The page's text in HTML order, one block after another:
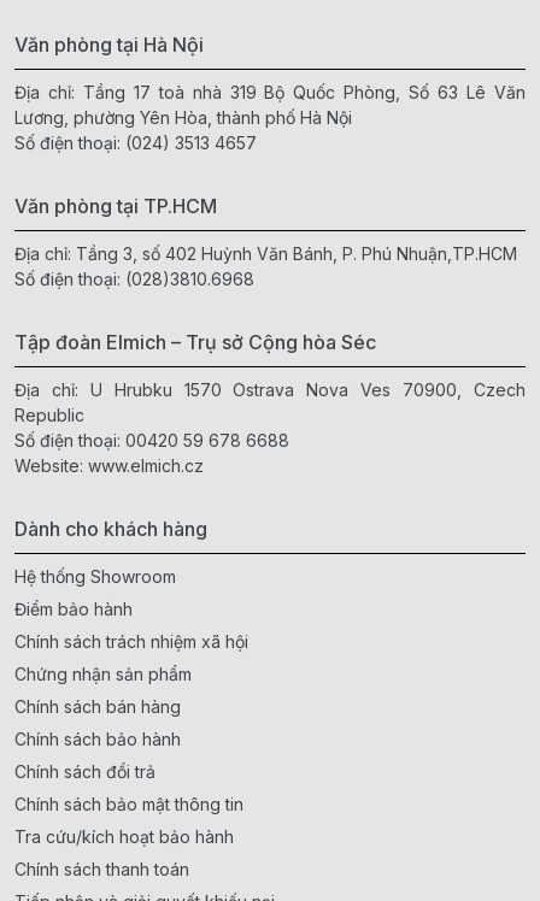
Văn phòng tại Hà Nội
Địa chỉ: Tầng 17 toà nhà 319 Bộ Quốc Phòng, Số 63 Lê Văn
Lương, phường Yên Hòa, thành phố Hà Nội
Số điện thoại: (024) 3513 4657
Văn phòng tại TP.HCM
Địa chỉ: Tầng 3, số 402 Huỳnh Văn Bánh, P. Phú Nhuận,TP.HCM
Số điện thoại: (028)3810.6968
Tập đoàn Elmich – Trụ sở Cộng hòa Séc
Địa chỉ: U Hrubku 1570 Ostrava Nova Ves 70900, Czech
Republic
Số điện thoại: 00420 59 678 6688
Website: www.elmich.cz
Dành cho khách hàng
Hệ thống Showroom
Điểm bảo hành
Chính sách trách nhiệm xã hội
Chứng nhận sản phẩm
Chính sách bán hàng
Chính sách bảo hành
Chính sách đổi trả
Chính sách bảo mật thông tin
Tra cứu/kích hoạt bảo hành
Chính sách thanh toán